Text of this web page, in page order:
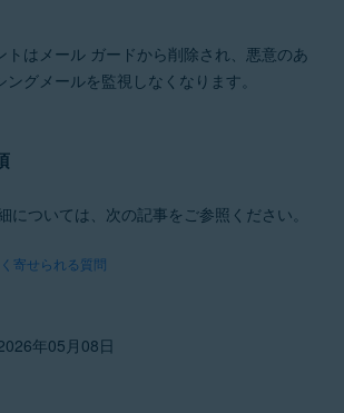
トはメール ガードから削除され、悪意のあ
グメールを監視しなくなります。
については、次の記事をご参照ください。
寄せられる質問
年05月08日